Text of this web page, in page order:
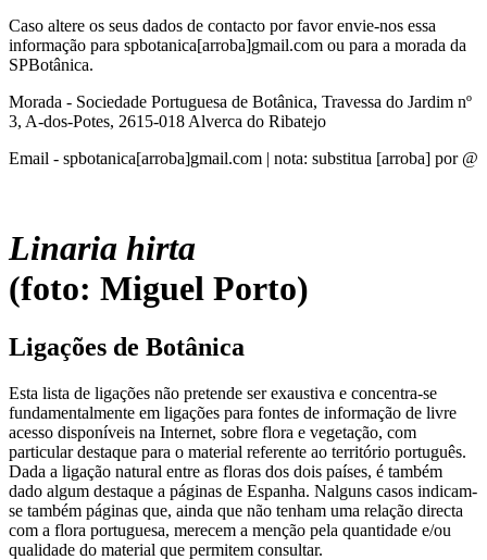
Caso altere os seus dados de contacto por favor envie-nos essa
informação para spbotanica[arroba]gmail.com ou para a morada da
SPBotânica.
Morada - Sociedade Portuguesa de Botânica, Travessa do Jardim nº
3, A-dos-Potes, 2615-018 Alverca do Ribatejo
Email - spbotanica[arroba]gmail.com | nota: substitua [arroba] por @
Linaria hirta
(foto: Miguel Porto)
Ligações de Botânica
Esta lista de ligações não pretende ser exaustiva e concentra-se
fundamentalmente em ligações para fontes de informação de livre
acesso disponíveis na Internet, sobre flora e vegetação, com
particular destaque para o material referente ao território português.
Dada a ligação natural entre as floras dos dois países, é também
dado algum destaque a páginas de Espanha. Nalguns casos indicam-
se também páginas que, ainda que não tenham uma relação directa
com a flora portuguesa, merecem a menção pela quantidade e/ou
qualidade do material que permitem consultar.